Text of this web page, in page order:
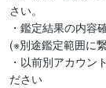
さい。
・鑑定結果の内容
(※別途鑑定範囲に
・以前別アカウン
ださい